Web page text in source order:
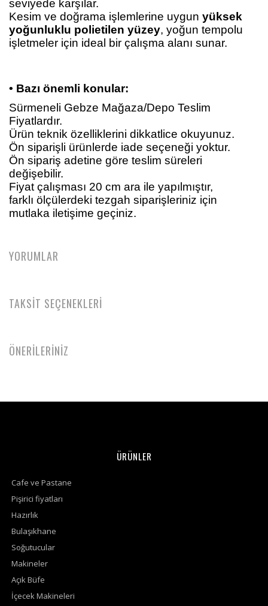
seviyede karşılar.
Kesim ve doğrama işlemlerine uygun yüksek
yoğunluklu polietilen yüzey, yoğun tempolu
işletmeler için ideal bir çalışma alanı sunar.
• Bazı önemli konular:
Sürmeneli Gebze Mağaza/Depo Teslim
Fiyatlardır.
Ürün teknik özelliklerini dikkatlice okuyunuz.
Ön siparişli ürünlerde iade seçeneği yoktur.
Ön sipariş adetine göre teslim süreleri
değişebilir.
Fiyat çalışması 20 cm ara ile yapılmıştır,
farklı ölçülerdeki tezgah siparişleriniz için
mutlaka iletişime geçiniz.
YORUMLAR
TAKSİT SEÇENEKLERİ
ÖNERİLERİNİZ
ÜRÜNLER
Cafe ve Pastane
Pişirici fiyatları
Hazırlık
Bulaşıkhane
Soğutucular
Makineler
Açık Büfe
İçecek Makineleri